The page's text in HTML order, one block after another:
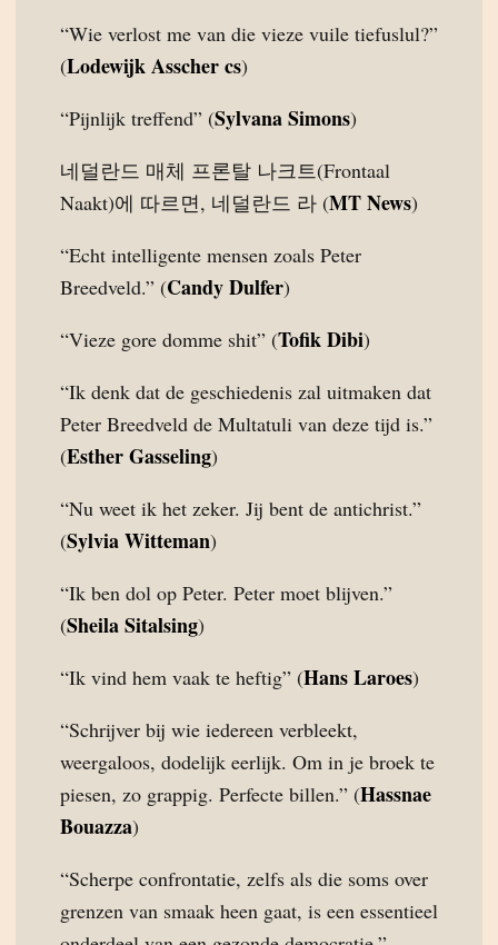
“Wie verlost me van die vieze vuile tiefuslul?”
(Lodewijk Asscher cs)
“Pijnlijk treffend” (Sylvana Simons)
네덜란드 매체 프론탈 나크트(Frontaal
Naakt)에 따르면, 네덜란드 라 (MT News)
“Echt intelligente mensen zoals Peter
Breedveld.” (Candy Dulfer)
“Vieze gore domme shit” (Tofik Dibi)
“Ik denk dat de geschiedenis zal uitmaken dat
Peter Breedveld de Multatuli van deze tijd is.”
(Esther Gasseling)
“Nu weet ik het zeker. Jij bent de antichrist.”
(Sylvia Witteman)
“Ik ben dol op Peter. Peter moet blijven.”
(Sheila Sitalsing)
“Ik vind hem vaak te heftig” (Hans Laroes)
“Schrijver bij wie iedereen verbleekt,
weergaloos, dodelijk eerlijk. Om in je broek te
piesen, zo grappig. Perfecte billen.” (Hassnae
Bouazza)
“Scherpe confrontatie, zelfs als die soms over
grenzen van smaak heen gaat, is een essentieel